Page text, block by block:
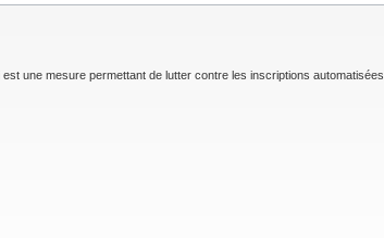
une mesure permettant de lutter contre les inscriptions automatisées.